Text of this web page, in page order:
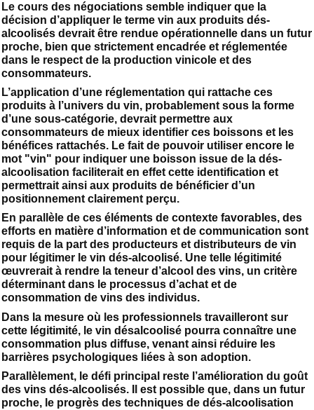
Le cours des négociations semble indiquer que la
décision d’appliquer le terme vin aux produits dés-
alcoolisés devrait être rendue opérationnelle dans un futur
proche, bien que strictement encadrée et réglementée
dans le respect de la production vinicole et des
consommateurs.
L’application d’une réglementation qui rattache ces
produits à l’univers du vin, probablement sous la forme
d’une sous-catégorie, devrait permettre aux
consommateurs de mieux identifier ces boissons et les
bénéfices rattachés. Le fait de pouvoir utiliser encore le
mot "vin" pour indiquer une boisson issue de la dés-
alcoolisation faciliterait en effet cette identification et
permettrait ainsi aux produits de bénéficier d’un
positionnement clairement perçu.
En parallèle de ces éléments de contexte favorables, des
efforts en matière d’information et de communication sont
requis de la part des producteurs et distributeurs de vin
pour légitimer le vin dés-alcoolisé. Une telle légitimité
œuvrerait à rendre la teneur d’alcool des vins, un critère
déterminant dans le processus d’achat et de
consommation de vins des individus.
Dans la mesure où les professionnels travailleront sur
cette légitimité, le vin désalcoolisé pourra connaître une
consommation plus diffuse, venant ainsi réduire les
barrières psychologiques liées à son adoption.
Parallèlement, le défi principal reste l’amélioration du goût
des vins dés-alcoolisés. Il est possible que, dans un futur
proche, le progrès des techniques de dés-alcoolisation